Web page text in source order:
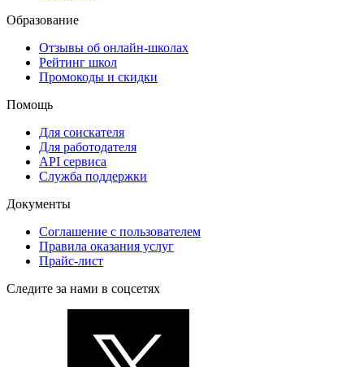
Образование
Отзывы об онлайн-школах
Рейтинг школ
Промокоды и скидки
Помощь
Для соискателя
Для работодателя
API сервиса
Служба поддержки
Документы
Соглашение с пользователем
Правила оказания услуг
Прайс-лист
Следите за нами в соцсетях